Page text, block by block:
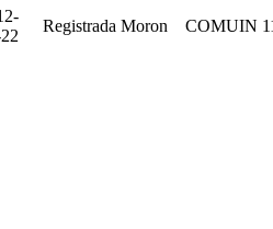
Registrada Moron COMUIN